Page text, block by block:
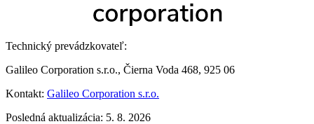
Technický prevádzkovateľ:
Galileo Corporation s.r.o., Čierna Voda 468, 925 06
Kontakt: Galileo Corporation s.r.o.
Posledná aktualizácia: 5. 8. 2026